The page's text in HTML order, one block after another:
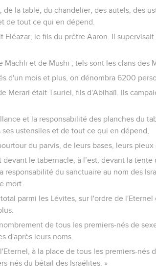
de la table, du chandelier, des autels, des
de tout ce qui en dépend.
Eléazar, le fils du prêtre Aaron. Il
Machli et de Mushi ; tels sont les clans des
d'un mois et plus, on dénombra 6200
Merari était Tsuriel, fils d'Abihaïl. Ils
et la responsabilité des planches du
ustensiles et de tout ce qui en dépend,
du parvis, de leurs bases, leurs pieux
devant le tabernacle, à l’est, devant la
du sanctuaire au nom des
mort.
parmi les Lévites, sur l'ordre de
de tous les premiers-nés de
d'après leurs noms.
à la place de tous les premiers-nés
nés du bétail des Israélites. »